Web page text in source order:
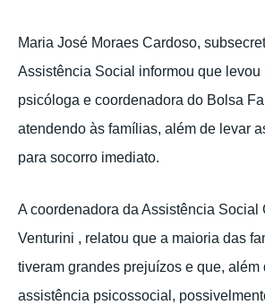
Maria José Moraes Cardoso,
Assistência Social informou que levou
psicóloga e coordenadora do Bolsa
atendendo às famílias, além de levar
para socorro imediato.
A coordenadora da Assistência Social
Venturini , relatou que a maioria das
tiveram grandes prejuízos e que, além
assistência psicossocial,